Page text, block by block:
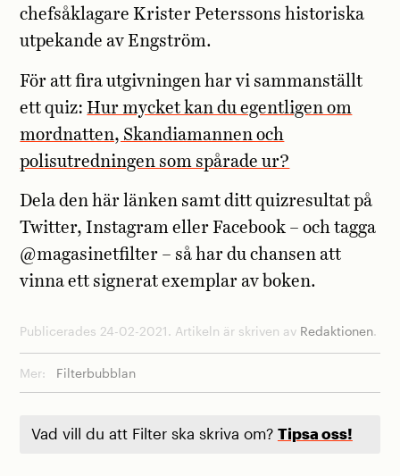
chefsåklagare Krister Peterssons historiska
utpekande av Engström.
För att fira utgivningen har vi sammanställt
ett quiz:Hur mycket kan du egentligen om
mordnatten, Skandiamannen och
polisutredningen som spårade ur?
Dela den här länken samt ditt quizresultat på
Twitter, Instagram eller Facebook – och tagga
@magasinetfilter – så har du chansen att
vinna ett signerat exemplar av boken.
Publicerades 24-02-2021. Artikeln är skriven av Redaktionen.
Mer: Filterbubblan
Vad vill du att Filter ska skriva om? Tipsa oss!